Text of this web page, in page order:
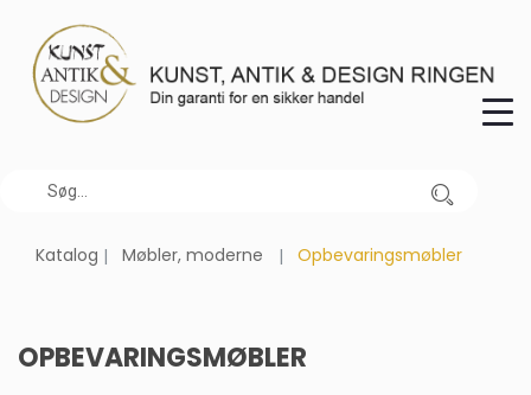
Katalog Møbler, moderne Opbevaringsmøbler
OPBEVARINGSMØBLER